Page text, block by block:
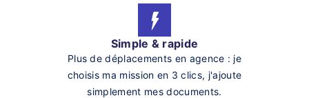
Simple & rapide
Plus de déplacements en agence : je
choisis ma mission en 3 clics, j'ajoute
simplement mes documents.